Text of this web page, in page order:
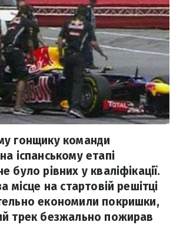
гонщику команди
іспанському етапі
було рівних у кваліфікації.
місце на стартовій решітці
економили покришки,
трек безжально пожирав